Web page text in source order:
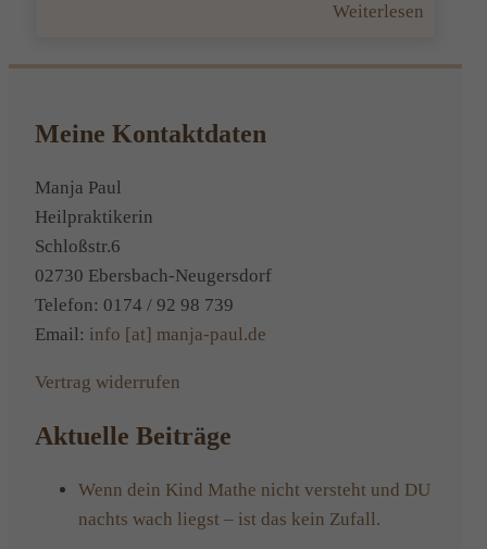
Weiterlesen
Meine Kontaktdaten
Manja Paul
Heilpraktikerin
Schloßstr.6
02730 Ebersbach-Neugersdorf
Telefon: 0174 / 92 98 739
Email: info [at] manja-paul.de
Vertrag widerrufen
Aktuelle Beiträge
Wenn dein Kind Mathe nicht versteht und DU
nachts wach liegst – ist das kein Zufall.